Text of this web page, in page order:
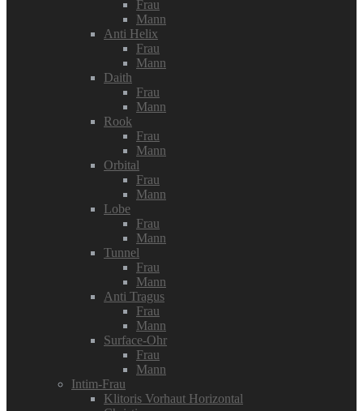
Frau
Mann
Anti Helix
Frau
Mann
Daith
Frau
Mann
Rook
Frau
Mann
Orbital
Frau
Mann
Lobe
Frau
Mann
Tunnel
Frau
Mann
Anti Tragus
Frau
Mann
Surface-Ohr
Frau
Mann
Intim-Frau
Klitoris Vorhaut Horizontal